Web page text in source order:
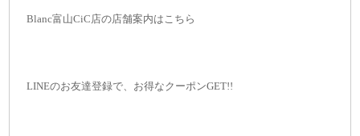
Blanc富山CiC店の店舗案内はこちら
LINEのお友達登録で、お得なクーポンGET!!